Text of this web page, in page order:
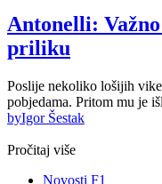
Antonelli:
priliku
Poslije nekoliko lošijih
pobjedama. Pritom mu je
byIgor Šestak
Pročitaj više
Novosti F1